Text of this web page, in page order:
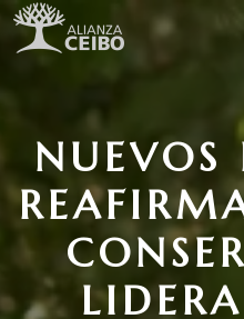
NUEVOS